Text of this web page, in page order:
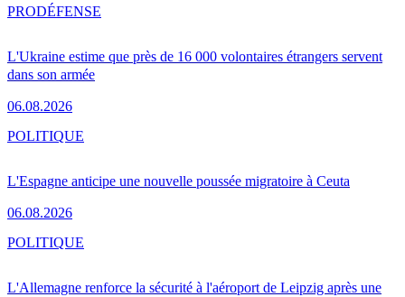
L'Ukraine estime que près de 16 000 volontaires étrangers servent
dans son armée
06.08.2026
PRODÉFENSE
L'Espagne anticipe une nouvelle poussée migratoire à Ceuta
06.08.2026
POLITIQUE
L'Allemagne renforce la sécurité à l'aéroport de Leipzig après une
POLITIQUE